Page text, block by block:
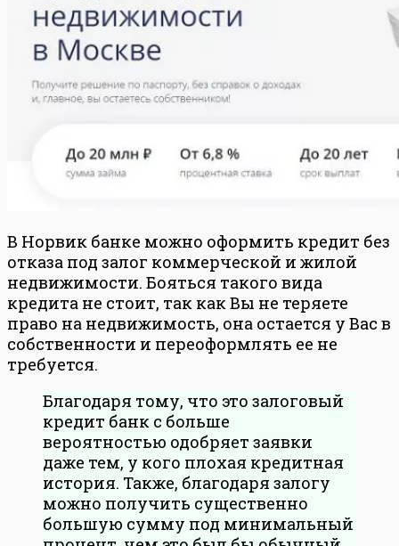
В Норвик банке можно оформить кредит без
отказа под залог коммерческой и жилой
недвижимости. Бояться такого вида
кредита не стоит, так как Вы не теряете
право на недвижимость, она остается у Вас в
собственности и переоформлять ее не
требуется.
Благодаря тому, что это залоговый
кредит банк с больше
вероятностью одобряет заявки
даже тем, у кого плохая кредитная
история. Также, благодаря залогу
можно получить существенно
большую сумму под минимальный